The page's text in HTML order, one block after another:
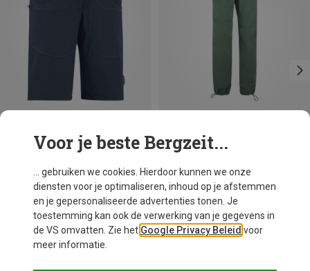
Je bespaart 33% Je bespaart 28%
Voor je beste Bergzeit...
... gebruiken we cookies. Hierdoor kunnen we onze
diensten voor je optimaliseren, inhoud op je afstemmen
en je gepersonaliseerde advertenties tonen. Je
toestemming kan ook de verwerking van je gegevens in
de VS omvatten. Zie het Google Privacy Beleid voor
meer informatie.